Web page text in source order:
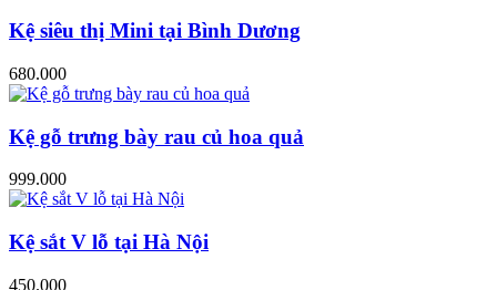
Kệ siêu thị Mini tại Bình Dương
680.000
Kệ gỗ trưng bày rau củ hoa quả
999.000
Kệ sắt V lỗ tại Hà Nội
450.000